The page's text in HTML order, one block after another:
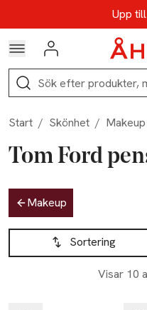
Hoppa till navigationsmenyn
Upp
Kod:
Logga in
Sök
Start / Skönhet / Makeup
Tom Ford
Hoppa till produktsidan
Makeup
Hoppa till produktsidan
Sortering
Visar 10
Lista över produkter